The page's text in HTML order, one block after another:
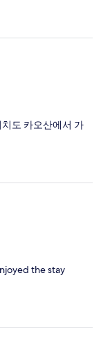
도 카오산에서 가
the stay